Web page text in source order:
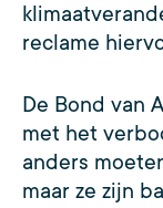
reclame
De Bond van
met het
anders
maar ze zijn